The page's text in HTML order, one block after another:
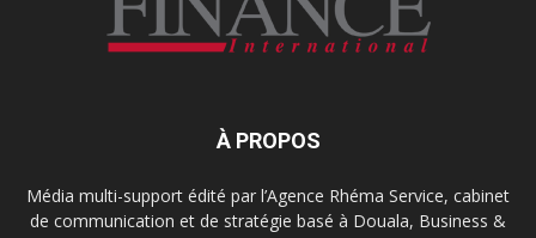
À PROPOS
Média multi-support édité par l’Agence Rhéma Service, cabinet
de communication et de stratégie basé à Douala, Business &